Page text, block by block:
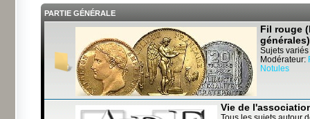
PARTIE GÉNÉRALE
Fil rouge
générales)
Sujets variés
Modérateur:
Notules
Vie de
Tous les sujets autour